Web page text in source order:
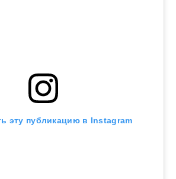
эту публикацию в Instagram